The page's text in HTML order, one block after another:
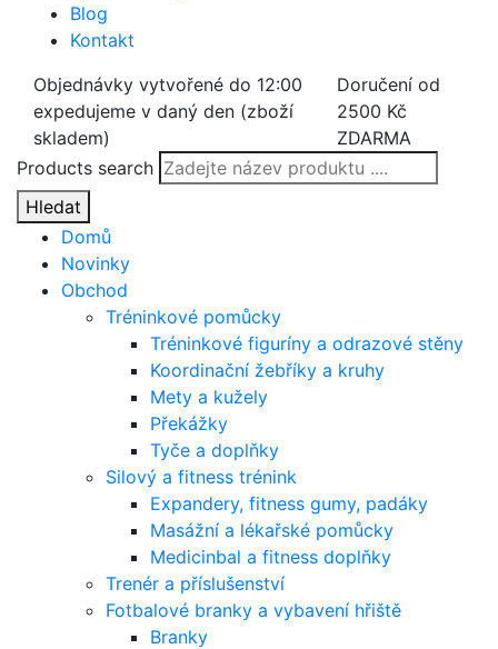
Blog
Kontakt
Objednávky vytvořené do 12:00
expedujeme v daný den (zboží
skladem)
Doručení od
2500 Kč
ZDARMA
Products search
Hledat
Domů
Novinky
Obchod
Tréninkové pomůcky
Tréninkové figuríny a odrazové stěny
Koordinační žebříky a kruhy
Mety a kužely
Překážky
Tyče a doplňky
Silový a fitness trénink
Expandery, fitness gumy, padáky
Masážní a lékařské pomůcky
Medicinbal a fitness doplňky
Trenér a příslušenství
Fotbalové branky a vybavení hřiště
Branky